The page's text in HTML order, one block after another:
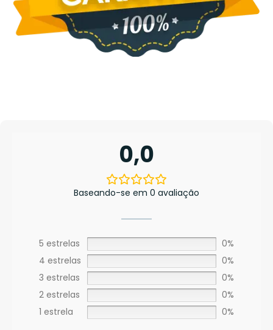
0,0
Baseando-se em 0 avaliação
5 estrelas
0%
4 estrelas
0%
3 estrelas
0%
2 estrelas
0%
1 estrela
0%